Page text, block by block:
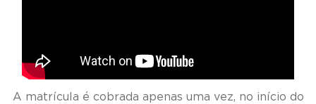
A matrícula é cobrada apenas uma vez, no início do